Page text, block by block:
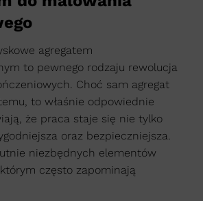
agregatem
to pewnego rodzaju rewolucja
Choć sam agregat
to właśnie odpowiednie
że praca staje się nie tylko
oraz bezpieczniejsza.
niezbędnych elementów
często zapominają